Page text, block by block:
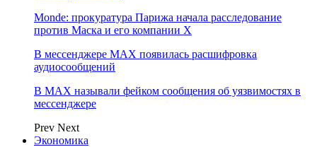
Monde: прокуратура Парижа начала расследование
против Маска и его компании X
В мессенджере MAX появилась расшифровка
аудиосообщений
В МAX называли фейком сообщения об уязвимостях в
мессенджере
Prev Next
Экономика